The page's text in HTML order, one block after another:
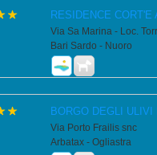
RESIDENCE CORT'E
Via Sa Marina - Loc.
Bari Sardo - Nuoro
BORGO DEGLI ULIVI
Via Porto Frailis snc
Arbatax - Ogliastra